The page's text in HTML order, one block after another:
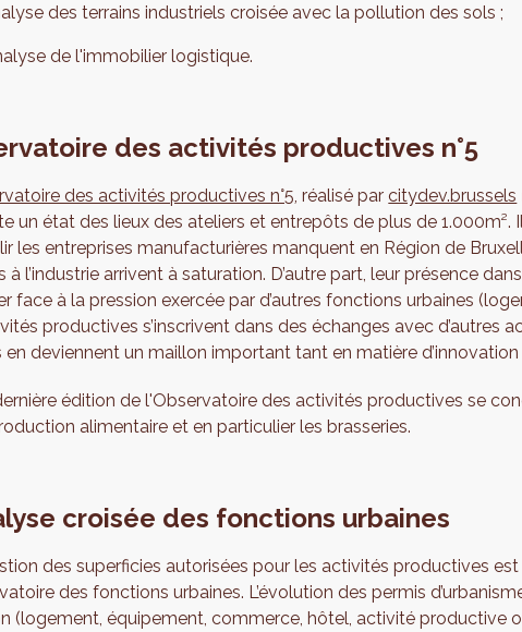
des terrains industriels croisée avec la pollution des sols ;
de l'immobilier logistique.
des activités productives n°5
des activités productives n°5, réalisé parcitydev.brussels
un état des lieux des ateliers et entrepôts de plus de
les entreprises manufacturières manquent en Région de
à l’industrie arrivent à saturation. D’autre part, leur présence
face à la pression exercée par d’autres fonctions urbaines
productives s’inscrivent dans des échanges avec d’autres
en deviennent un maillon important tant en matière d’innovation
édition de l'Observatoire des activités productives se
alimentaire et en particulier les brasseries.
croisée des fonctions urbaines
des superficies autorisées pour les activités productives
des fonctions urbaines. L’évolution des permis
(logement, équipement, commerce, hôtel, activité productive